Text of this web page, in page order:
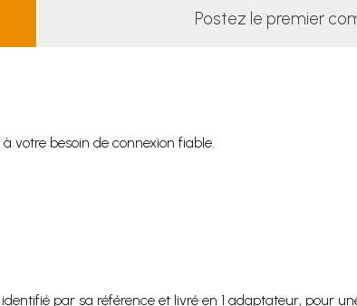
Postez le premier
votre besoin de connexion fiable.
par sa référence et livré en 1 adaptateur, pour